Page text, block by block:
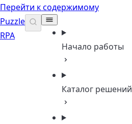
Перейти к содержимому
Puzzle
RPA
Начало работы
Каталог решений